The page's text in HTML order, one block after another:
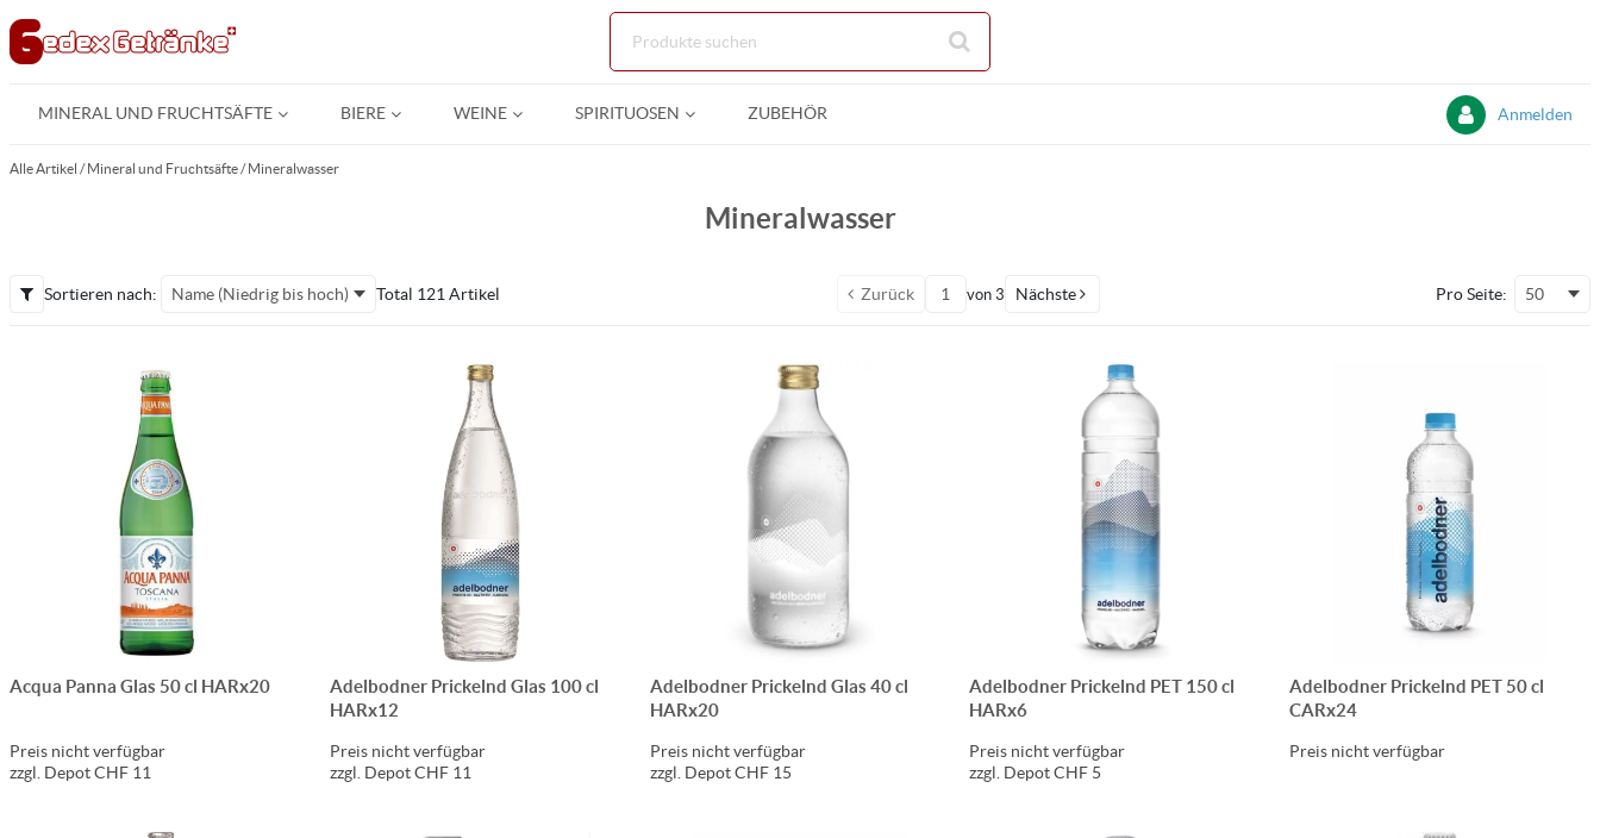
Zum Hauptinhalt springen
MINERAL UND FRUCHTSÄFTE BIERE WEINE SPIRITUOSEN ZUBEHÖR Anmelden
Alle Artikel / Mineral und Fruchtsäfte/ Mineralwasser
Mineralwasser
Sortieren nach: Name (Niedrig bis hoch) Total 121 Artikel Zurück von 3 Nächste Pro Seite: 50
Acqua Panna Glas 50 cl HARx20
Preis nicht verfügbar
zzgl. Depot CHF 11
Adelbodner Prickelnd Glas 100 cl
HARx12
Preis nicht verfügbar
zzgl. Depot CHF 11
Adelbodner Prickelnd Glas 40 cl
HARx20
Preis nicht verfügbar
zzgl. Depot CHF 15
Adelbodner Prickelnd PET 150 cl
HARx6
Preis nicht verfügbar
zzgl. Depot CHF 5
Adelbodner Prickelnd PET 50 cl
CARx24
Preis nicht verfügbar